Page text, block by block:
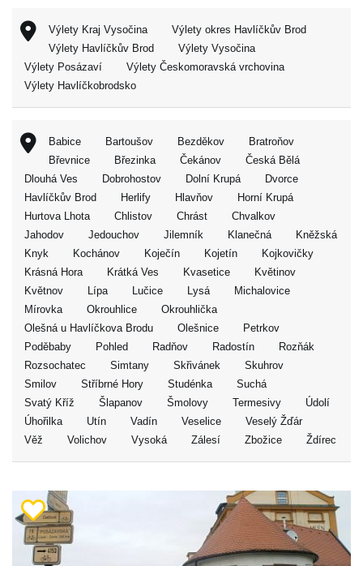
Výlety Kraj Vysočina
Výlety okres Havlíčkův Brod
Výlety Havlíčkův Brod
Výlety Vysočina
Výlety Posázaví
Výlety Českomoravská vrchovina
Výlety Havlíčkobrodsko
Babice Bartoušov Bezděkov
Bratroňov
Břevnice
Březinka Čekánov
Česká Bělá
Dlouhá Ves
Dobrohostov Dolní Krupá
Dvorce
Havlíčkův Brod
Herlify Hlavňov
Horní Krupá
Hurtova Lhota
Chlistov Chrást
Chvalkov
Jahodov
Jedouchov Jilemník Klanečná
Kněžská
Knyk
Kochánov Koječín Kojetín
Kojkovičky
Krásná Hora
Krátká Ves Kvasetice
Květinov
Květnov
Lípa Lučice Lysá
Michalovice
Mírovka
Okrouhlice
Okrouhlička
Olešná u Havlíčkova Brodu
Olešnice
Petrkov
Poděbaby
Pohled Radňov Radostín
Rozňák
Rozsochatec
Simtany Skřivánek
Skuhrov
Smilov
Stříbrné Hory Studénka
Suchá
Svatý Kříž
Šlapanov Šmolovy Termesivy
Údolí
Úhořilka
Utín Vadín Veselice
Veselý Žďár
Věž
Volichov Vysoká Zálesí Zbožice Ždírec